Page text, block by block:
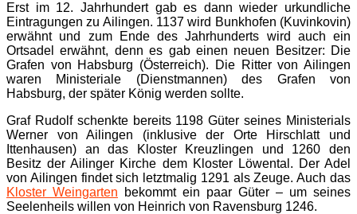
Erst im 12. Jahrhundert gab es dann wieder urkundliche
Eintragungen zu Ailingen. 1137 wird Bunkhofen (Kuvinkovin)
erwähnt und zum Ende des Jahrhunderts wird auch ein
Ortsadel erwähnt, denn es gab einen neuen Besitzer: Die
Grafen von Habsburg (Österreich). Die Ritter von Ailingen
waren Ministeriale (Dienstmannen) des Grafen von
Habsburg, der später König werden sollte.
Graf Rudolf schenkte bereits 1198 Güter seines Ministerials
Werner von Ailingen (inklusive der Orte Hirschlatt und
Ittenhausen) an das Kloster Kreuzlingen und 1260 den
Besitz der Ailinger Kirche dem Kloster Löwental. Der Adel
von Ailingen findet sich letztmalig 1291 als Zeuge. Auch das
Kloster Weingarten bekommt ein paar Güter – um seines
Seelenheils willen von Heinrich von Ravensburg 1246.